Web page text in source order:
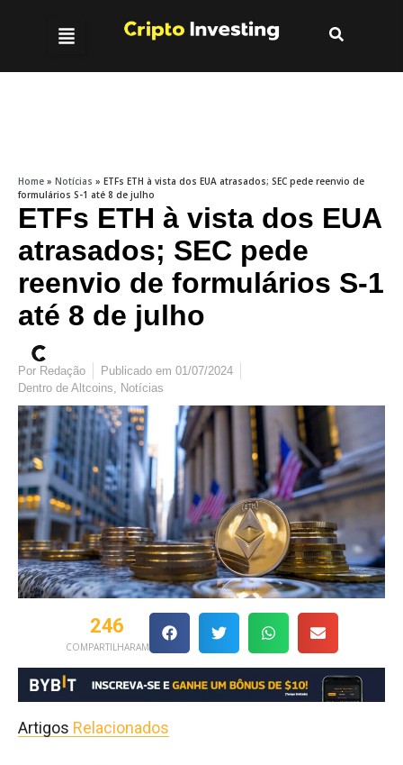
Home » Notícias » ETFs ETH à vista dos EUA atrasados; SEC pede reenvio de
formulários S-1 até 8 de julho
ETFs ETH à vista dos EUA
atrasados; SEC pede
reenvio de formulários S-1
até 8 de julho
Por Redação Publicado em 01/07/2024
Dentro de Altcoins, Notícias
COMPARTILHARAM
246
Artigos Relacionados